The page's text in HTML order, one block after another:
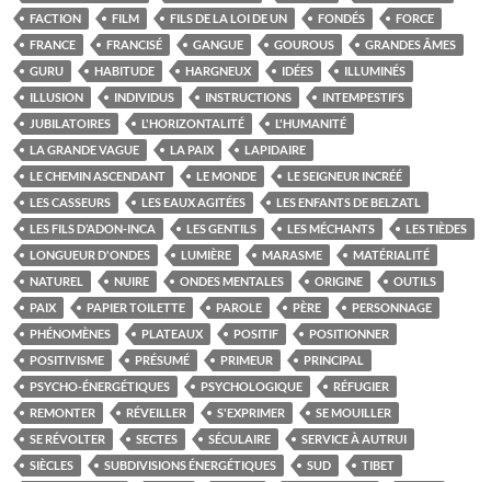
FACTION
FILM FILS DE LA LOI DE UN FONDÉS
FORCE
FRANCE
FRANCISÉ GANGUE GOUROUS
GRANDES ÂMES
GURU
HABITUDE HARGNEUX IDÉES
ILLUMINÉS
ILLUSION
INDIVIDUS INSTRUCTIONS
INTEMPESTIFS
JUBILATOIRES
L'HORIZONTALITÉ
L'HUMANITÉ
LA GRANDE VAGUE
LA PAIX
LAPIDAIRE
LE CHEMIN ASCENDANT
LE MONDE
LE SEIGNEUR INCRÉÉ
LES CASSEURS
LES EAUX AGITÉES
LES ENFANTS DE BELZATL
LES FILS D’ADON-INCA
LES GENTILS LES MÉCHANTS
LES TIÈDES
LONGUEUR D'ONDES
LUMIÈRE MARASME
MATÉRIALITÉ
NATUREL
NUIRE ONDES MENTALES ORIGINE
OUTILS
PAIX
PAPIER TOILETTE PAROLE PÈRE
PERSONNAGE
PHÉNOMÈNES
PLATEAUX POSITIF
POSITIONNER
POSITIVISME
PRÉSUMÉ PRIMEUR
PRINCIPAL
PSYCHO-ÉNERGÉTIQUES
PSYCHOLOGIQUE
RÉFUGIER
REMONTER
RÉVEILLER S'EXPRIMER
SE MOUILLER
SE RÉVOLTER
SECTES SÉCULAIRE
SERVICE À AUTRUI
SIÈCLES
SUBDIVISIONS ÉNERGÉTIQUES SUD
TIBET